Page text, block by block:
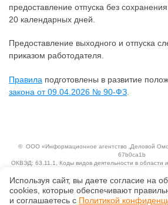
предоставление отпуска без
20 календарных дней.
Предоставление выходного и отпуска
приказом работодателя.
Правила подготовлены в развитие
закона от 09.04.2026 № 90-ФЗ
© ООО «Информационное агентство „Деловой
67b0ca1b
ОКВЭД: 63.11.1, Коды видов деятельности в области
Ценовая политика
Используя сайт, вы даете согласие на
сооkiеs, которые обеспечивают
и соглашаетесь с Политикой